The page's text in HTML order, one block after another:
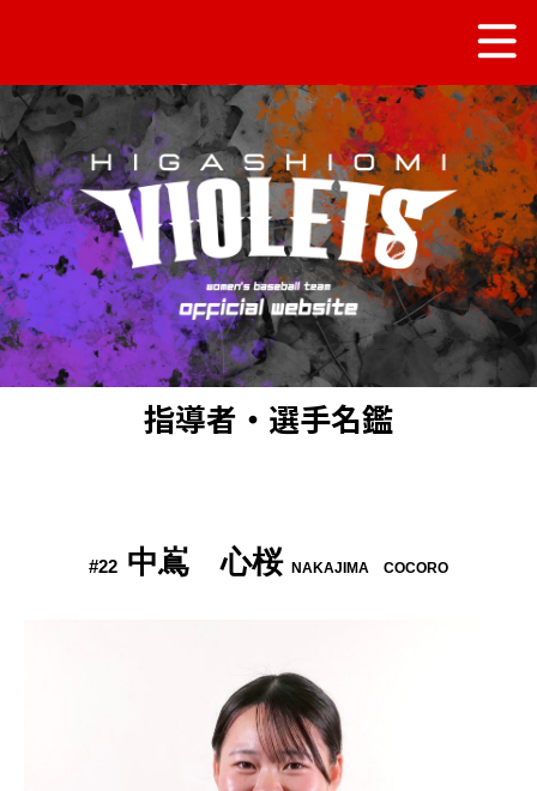
指導者・選手名鑑
#22 中嶌 心桜 NAKAJIMA COCORO